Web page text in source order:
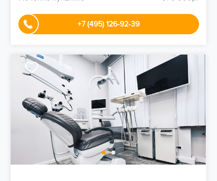
+7 (495) 126-92-39